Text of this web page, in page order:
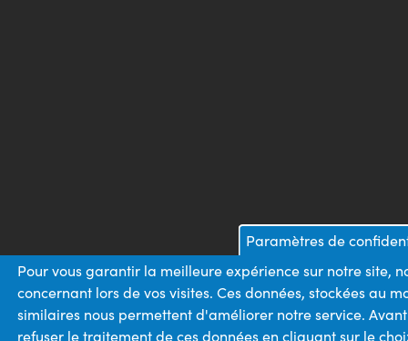
Paramètres de
Pour vous garantir la meilleure expérience sur notre site,
concernant lors de vos visites. Ces données, stockées au
similaires nous permettent d'améliorer notre service.
refuser le traitement de ces données en cliquant sur le